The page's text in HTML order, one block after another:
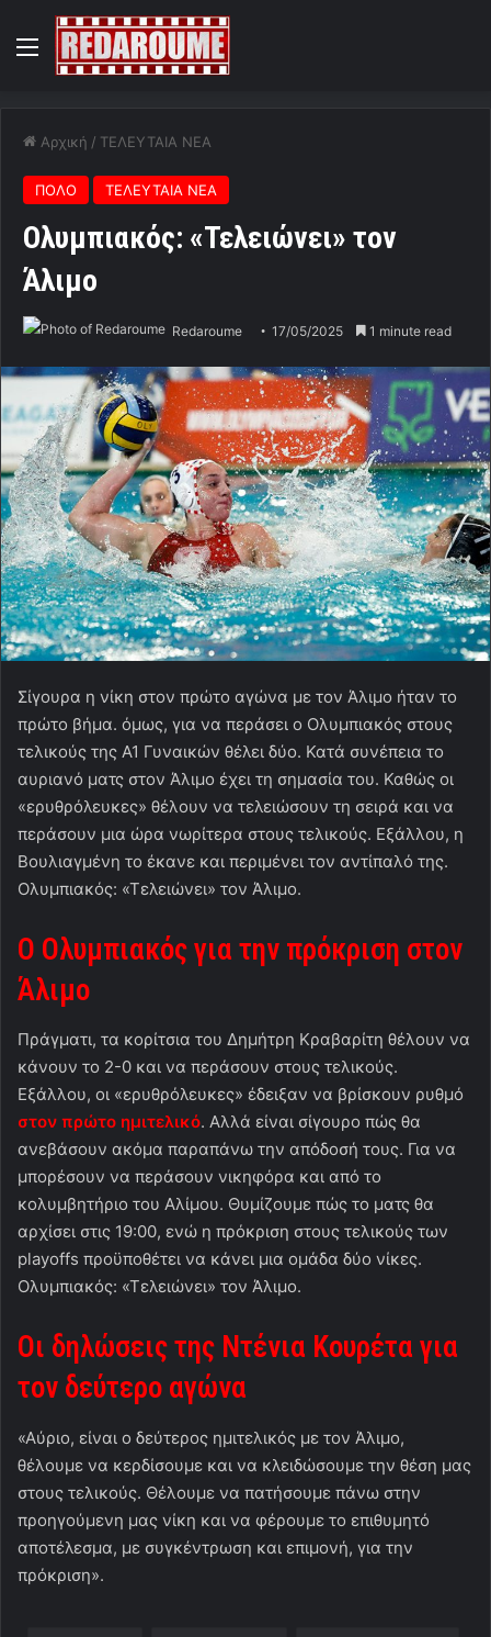
Menu
Αρχική / ΤΕΛΕΥΤΑΙΑ ΝΕΑ
ΠΟΛΟ ΤΕΛΕΥΤΑΙΑ ΝΕΑ
Ολυμπιακός: «Τελειώνει» τον
Άλιμο
Redaroume 17/05/2025 1 minute read
Σίγουρα η νίκη στον πρώτο αγώνα με τον Άλιμο ήταν το
πρώτο βήμα. όμως, για να περάσει ο Ολυμπιακός στους
τελικούς της Α1 Γυναικών θέλει δύο. Κατά συνέπεια το
αυριανό ματς στον Άλιμο έχει τη σημασία του. Καθώς οι
«ερυθρόλευκες» θέλουν να τελειώσουν τη σειρά και να
περάσουν μια ώρα νωρίτερα στους τελικούς. Εξάλλου, η
Βουλιαγμένη το έκανε και περιμένει τον αντίπαλό της.
Ολυμπιακός: «Τελειώνει» τον Άλιμο.
Ο Ολυμπιακός για την πρόκριση στον
Άλιμο
Πράγματι, τα κορίτσια του Δημήτρη Κραβαρίτη θέλουν να
κάνουν το 2-0 και να περάσουν στους τελικούς.
Εξάλλου, οι «ερυθρόλευκες» έδειξαν να βρίσκουν ρυθμό
στον πρώτο ημιτελικό. Αλλά είναι σίγουρο πώς θα
ανεβάσουν ακόμα παραπάνω την απόδοσή τους. Για να
μπορέσουν να περάσουν νικηφόρα και από το
κολυμβητήριο του Αλίμου. Θυμίζουμε πώς το ματς θα
αρχίσει στις 19:00, ενώ η πρόκριση στους τελικούς των
playoffs προϋποθέτει να κάνει μια ομάδα δύο νίκες.
Ολυμπιακός: «Τελειώνει» τον Άλιμο.
Οι δηλώσεις της Ντένια Κουρέτα για
τον δεύτερο αγώνα
«Αύριο, είναι ο δεύτερος ημιτελικός με τον Άλιμο,
θέλουμε να κερδίσουμε και να κλειδώσουμε την θέση μας
στους τελικούς. Θέλουμε να πατήσουμε πάνω στην
προηγούμενη μας νίκη και να φέρουμε το επιθυμητό
αποτέλεσμα, με συγκέντρωση και επιμονή, για την
πρόκριση».